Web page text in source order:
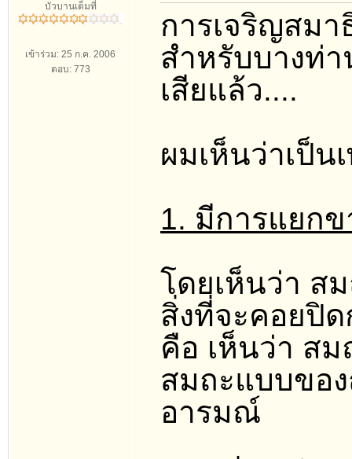
บัวบานเต็มที่
เข้าร่วม: 25 ก.ค. 2006
ตอบ: 773
การเจริญสม
สำหรับบางท่
เสียแล้ว....
ผมเห็นว่าเป็น
1. มีการแยก
โดยเห็นว่า ส
สิ่งที่จะคอยปิ
คือ เห็นว่า ส
สมถะแบบขอ
อารมณ์